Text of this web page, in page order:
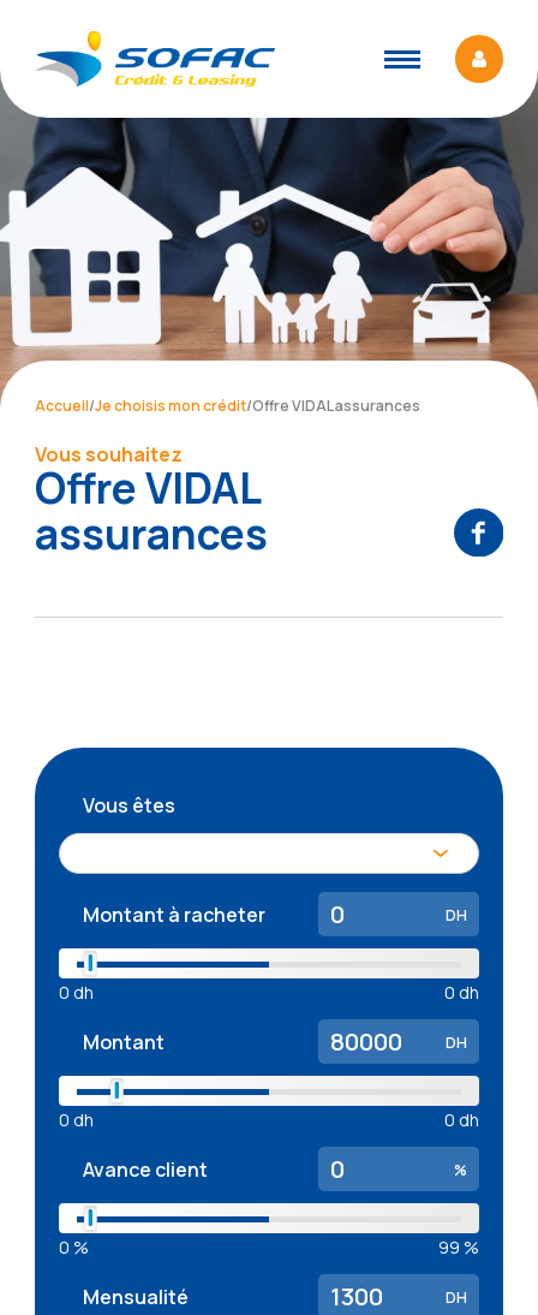
Accueil/Je choisis mon crédit/Offre VIDAL assurances
Vous souhaitez
Offre VIDAL
assurances
Vous êtes
Montant à racheter DH
0 dh 0 dh
Montant DH
0 dh 0 dh
Avance client %
0 % 99 %
Mensualité DH